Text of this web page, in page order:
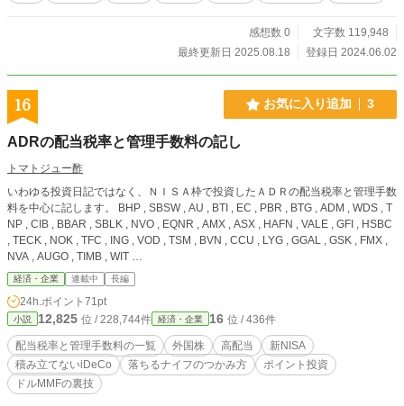
感想数 0
文字数 119,948
最終更新日 2025.08.18
登録日 2024.06.02
16 お気に入り追加 3
ADRの配当税率と管理手数料の記し
トマトジュー酢
いわゆる投資日記ではなく、ＮＩＳＡ枠で投資したＡＤＲの配当税率と管理手数
料を中心に記します。 BHP , SBSW , AU , BTI , EC , PBR , BTG , ADM , WDS , T
NP , CIB , BBAR , SBLK , NVO , EQNR , AMX , ASX , HAFN , VALE , GFI , HSBC
, TECK , NOK , TFC , ING , VOD , TSM , BVN , CCU , LYG , GGAL , GSK , FMX ,
NVA , AUGO , TIMB , WIT …
経済・企業 連載中 長編
24h.ポイント 71pt
小説 12,825 位 / 228,744件 経済・企業 16 位 / 436件
配当税率と管理手数料の一覧 外国株 高配当
新NISA
積み立てないiDeCo
落ちるナイフのつかみ方
ポイント投資
ドルMMFの裏技